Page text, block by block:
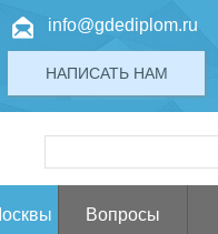
info@gdediplom.ru
НАПИСАТЬ НАМ
Вопросы